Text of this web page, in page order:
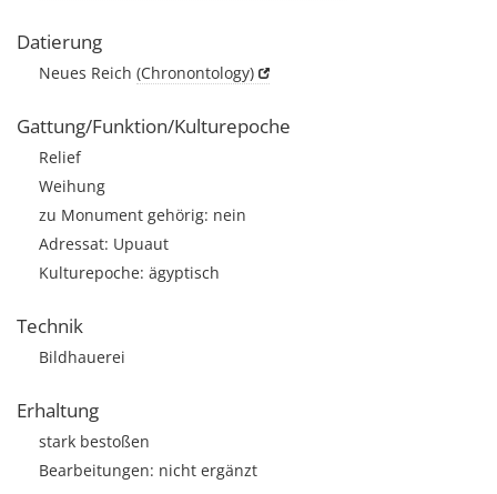
Datierung
Neues Reich (Chronontology)
Gattung/Funktion/Kulturepoche
Relief
Weihung
zu Monument gehörig: nein
Adressat: Upuaut
Kulturepoche: ägyptisch
Technik
Bildhauerei
Erhaltung
stark bestoßen
Bearbeitungen: nicht ergänzt